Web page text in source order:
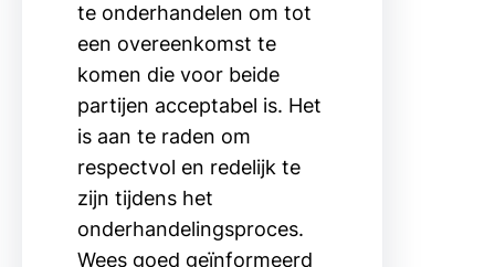
te onderhandelen om tot
een overeenkomst te
komen die voor beide
partijen acceptabel is. Het
is aan te raden om
respectvol en redelijk te
zijn tijdens het
onderhandelingsproces.
Wees goed geïnformeerd